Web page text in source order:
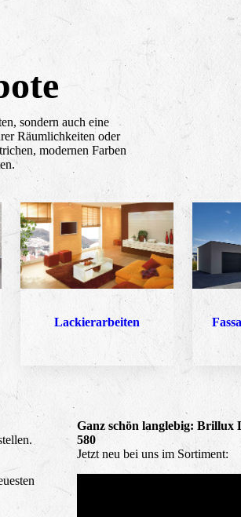
sondern auch eine
Räumlichkeiten oder
modernen Farben
Lackierarbeiten
Ganz schön langlebig: Brillux
580
Jetzt neu bei uns im Sortiment: